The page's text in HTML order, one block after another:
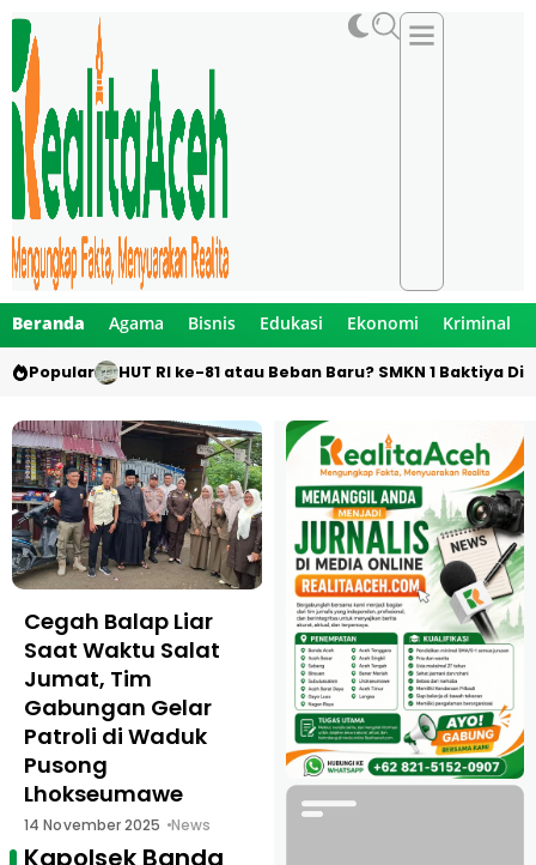
Beranda Agama Bisnis Edukasi Ekonomi Kriminal
Popular HUT RI ke-81 atau Beban Baru? SMKN 1 Baktiya
Cegah Balap Liar
Saat Waktu Salat
Jumat, Tim
Gabungan Gelar
Patroli di Waduk
Pusong
Lhokseumawe
14 November 2025 News
Kapolsek Banda